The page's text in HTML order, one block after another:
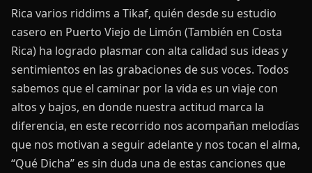
Rica varios riddims a Tikaf, quién desde su estudio
casero en Puerto Viejo de Limón (También en Costa
Rica) ha logrado plasmar con alta calidad sus ideas y
sentimientos en las grabaciones de sus voces. Todos
sabemos que el caminar por la vida es un viaje con
altos y bajos, en donde nuestra actitud marca la
diferencia, en este recorrido nos acompañan melodías
que nos motivan a seguir adelante y nos tocan el alma,
“Qué Dicha” es sin duda una de estas canciones que